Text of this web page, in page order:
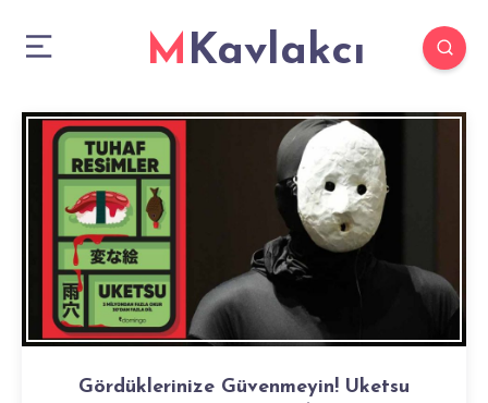
MKavlakcı
Gördüklerinize Güvenmeyin! Uketsu